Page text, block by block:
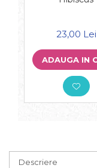
23,00 Lei
ADAUGA IN
Descriere